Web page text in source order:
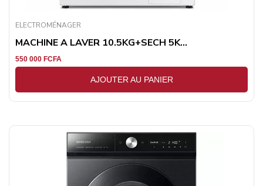
ELECTROMÉNAGER
MACHINE A LAVER 10.5KG+SECH 5K...
550 000 FCFA
AJOUTER AU PANIER